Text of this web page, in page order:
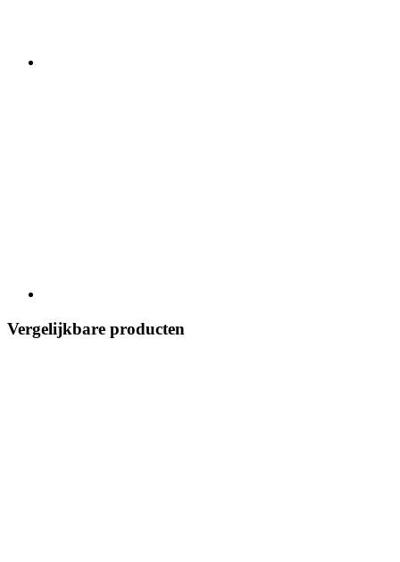
Vergelijkbare producten